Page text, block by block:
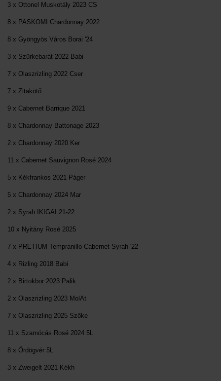
3 x Ottonel Muskotály 2023 CS
8 x PASKOMI Chardonnay 2022
8 x Gyöngyös Város Borai '24
3 x Szürkebarát 2022 Babi
7 x Olaszrizling 2022 Cser
7 x Zitakötő
9 x Cabernet Barrique 2021
8 x Chardonnay Battonage 2023
2 x Chardonnay 2020 Ker
11 x Cabernet Sauvignon Rosé 2024
5 x Kékfrankos 2021 Páger
5 x Chardonnay 2024 Mar
2 x Syrah IKIGAI 21-22
10 x Nyitány Rosé 2025
7 x PRETIUM Tempranillo-Cabernet-Syrah '22
4 x Rizling 2018 Babi
2 x Birtokbor 2023 Palik
2 x Olaszrizling 2023 MolAt
7 x Olaszrizling 2025 Szőke
11 x Szamócás Rosé 2024 5L
8 x Ördögvér 5L
3 x Zweigelt 2021 Kékh